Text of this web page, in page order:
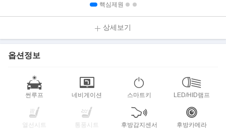
핵심제원
상세보기
옵션정보
썬루프 네비게이션 스마트키 LED/HID램프
열선시트 통풍시트 후방감지센서 후방카메라